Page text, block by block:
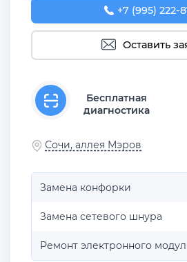
+7 (995) 222-
Оставить
Бесплатная
диагностика
Сочи, аллея Мэров
Замена конфорки
Замена сетевого шнура
Ремонт электронного